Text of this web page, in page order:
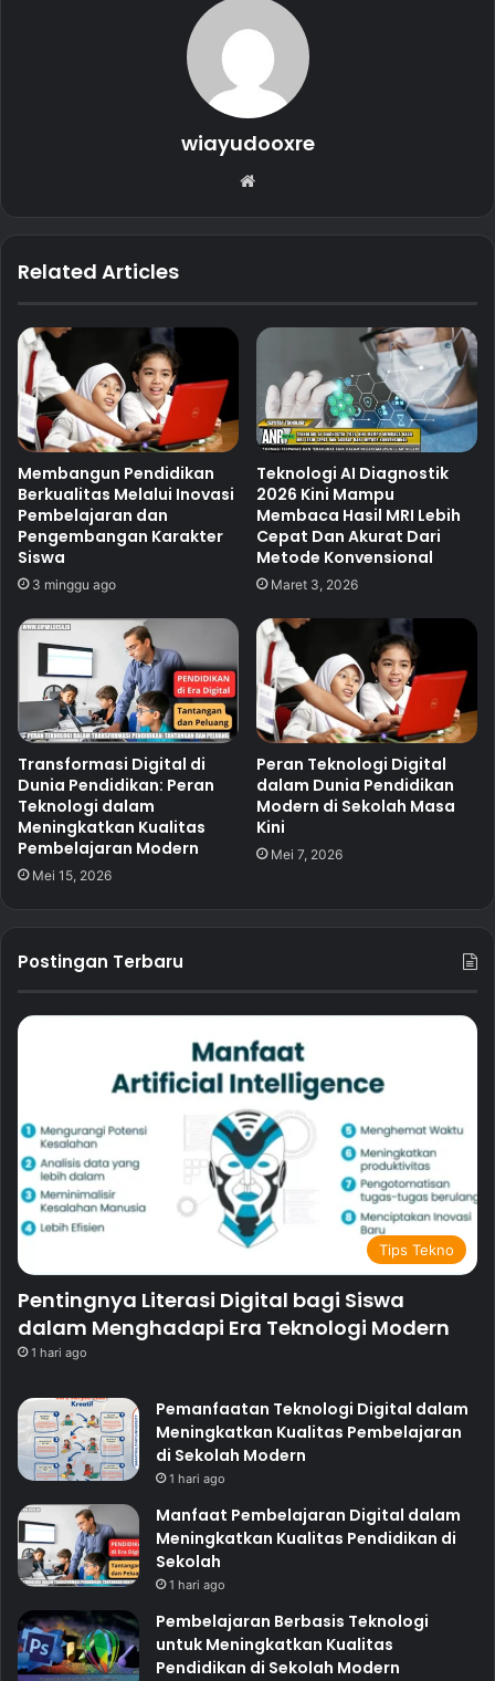
wiayudooxre
Related Articles
Membangun Pendidikan
Berkualitas Melalui Inovasi
Pembelajaran dan
Pengembangan Karakter
Siswa
3 minggu ago
Teknologi AI Diagnostik
2026 Kini Mampu
Membaca Hasil MRI Lebih
Cepat Dan Akurat Dari
Metode Konvensional
Maret 3, 2026
Transformasi Digital di
Dunia Pendidikan: Peran
Teknologi dalam
Meningkatkan Kualitas
Pembelajaran Modern
Mei 15, 2026
Peran Teknologi Digital
dalam Dunia Pendidikan
Modern di Sekolah Masa
Kini
Mei 7, 2026
Postingan Terbaru
Tips Tekno
Pentingnya Literasi Digital bagi Siswa
dalam Menghadapi Era Teknologi Modern
1 hari ago
Pemanfaatan Teknologi Digital dalam
Meningkatkan Kualitas Pembelajaran
di Sekolah Modern
1 hari ago
Manfaat Pembelajaran Digital dalam
Meningkatkan Kualitas Pendidikan di
Sekolah
1 hari ago
Pembelajaran Berbasis Teknologi
untuk Meningkatkan Kualitas
Pendidikan di Sekolah Modern